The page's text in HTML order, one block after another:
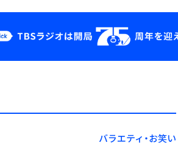
YouTube
会社情報
バラエティ・お笑い